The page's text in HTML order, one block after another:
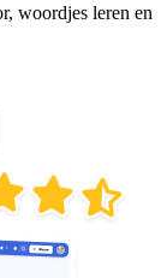
woordjes leren en